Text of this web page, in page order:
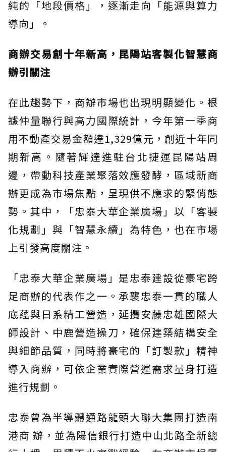
純的「地段價格」，逐漸走向「能源與算力
導向」。
商辦交易創十年新高，昆陽站客製化智慧商
辦引關注
在此趨勢下，商辦市場也出現明顯變化。根
據仲量聯行與高力國際統計，今年第一季商
用不動產交易金額達1,329億元，創近十年同
期新高。隨著輝達進駐台北捷運昆陽站周
邊，帶動科技產業聚落效應發酵，區域新商
辦更成為市場焦點，呈現供不應求的緊俏態
勢。其中，「忠泰大華企業廣場」以「客製
化規劃」與「智慧永續」為特色，也在市場
上引發高度關注。
「忠泰大華企業廣場」是忠泰建設從豪宅跨
足商辦的代表作之一。承襲忠泰一貫的職人
底蘊與日系精工營造，延攬安藤忠雄國際大
師設計、中鹿營造操刀，確保建築結構安全
與細節品質，同時將豪宅的「訂製款」精神
導入商辦，可依企業實際營運需求量身打造
進行規劃。
忠泰曾為半導體通路龍頭大聯大集團打造南
港商 辦，並為陽信銀行打造中山北路全新總